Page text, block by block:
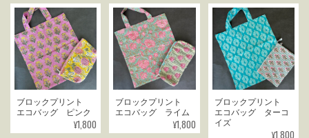
ブロックプリント
エコバッグ ピンク
¥1,800
ブロックプリント
エコバッグ ライム
¥1,800
ブロックプリント
エコバッグ ターコ
イズ
¥1,800